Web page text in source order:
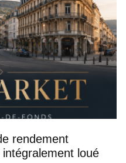
rendement
loué